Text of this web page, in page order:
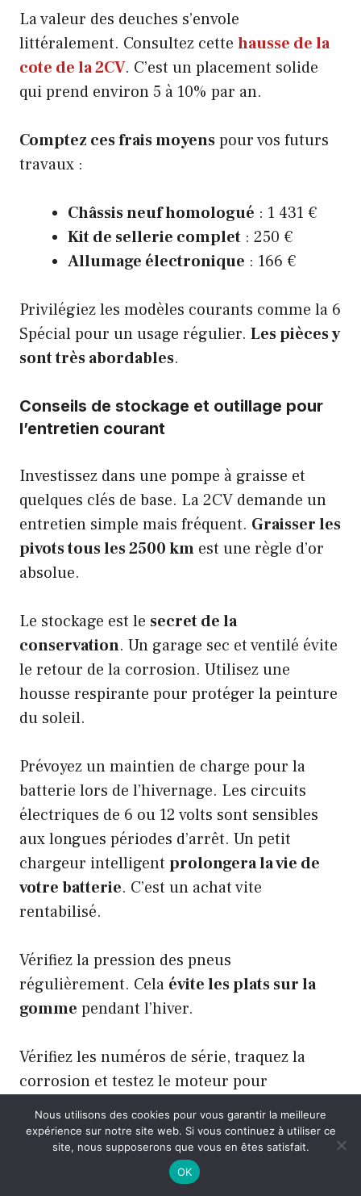
La valeur des deuches s’envole
littéralement. Consultez cette hausse de la
cote de la 2CV. C’est un placement solide
qui prend environ 5 à 10% par an.
Comptez ces frais moyenspour vos futurs
travaux :
Châssis neuf homologué : 1 431 €
Kit de sellerie complet : 250 €
Allumage électronique : 166 €
Privilégiez les modèles courants comme la 6
Spécial pour un usage régulier. Les pièces y
sont très abordables.
Conseils de stockage et outillage pour
l’entretien courant
Investissez dans une pompe à graisse et
quelques clés de base. La 2CV demande un
entretien simple mais fréquent. Graisser les
pivots tous les 2500 km est une règle d’or
absolue.
Le stockage est le secret de la
conservation. Un garage sec et ventilé évite
le retour de la corrosion. Utilisez une
housse respirante pour protéger la peinture
du soleil.
Prévoyez un maintien de charge pour la
batterie lors de l’hivernage. Les circuits
électriques de 6 ou 12 volts sont sensibles
aux longues périodes d’arrêt. Un petit
chargeur intelligent prolongera la vie de
votre batterie. C’est un achat vite
rentabilisé.
Vérifiez la pression des pneus
régulièrement. Cela évite les plats sur la
gomme pendant l’hiver.
Vérifiez les numéros de série, traquez la
corrosion et testez le moteur pour
sécuriser votre investissement
. Ce guide
achat 2cv vous protège des pièges avant que
la cote ne grimpe encore. Foncez dès
maintenant pour savourer bientôt la liberté
Nous utilisons des cookies pour vous garantir la meilleure
expérience sur notre site web. Si vous continuez à utiliser ce
site, nous supposerons que vous en êtes satisfait.
OK